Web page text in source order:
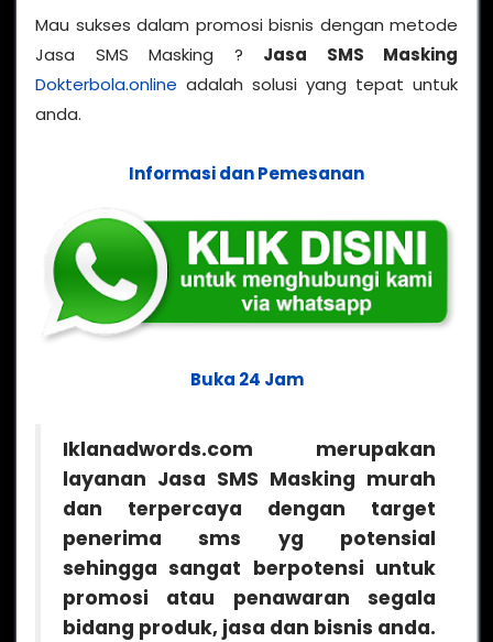
Mau sukses dalam promosi bisnis dengan metode
Jasa SMS Masking ? Jasa SMS Masking
Dokterbola.online adalah solusi yang tepat untuk
anda.
Informasi dan Pemesanan
Buka 24 Jam
Iklanadwords.com merupakan
layanan Jasa SMS Masking murah
dan terpercaya dengan target
penerima sms yg potensial
sehingga sangat berpotensi untuk
promosi atau penawaran segala
bidang produk, jasa dan bisnis anda.